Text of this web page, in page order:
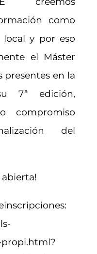
como
y por eso
el Máster
presentes en la
7ª edición,
compromiso
del
abierta!